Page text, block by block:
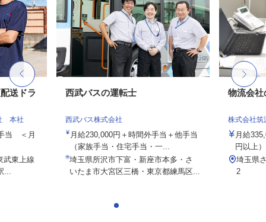
送ドラ
本社
当 ＜月
武東上線
西武バスの運転士
西武バス株式会社
月給230,000円＋時間外手当＋他手当
（家族手当・住宅手当・一...
埼玉県所沢市下富・新座市本多・さ
いたま市大宮区三橋・東京都練馬区...
物流会社
株式会社
月給
円以上）
埼玉県
2